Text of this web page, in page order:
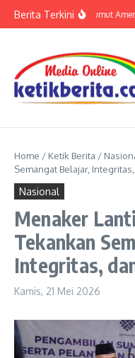
Berita TerkiniKPwBI Sumut
Home / Ketik Berita /
Semangat Belajar,
Nasional
Menaker
Tekankan
Integritas,
Kamis, 21 Mei 2026